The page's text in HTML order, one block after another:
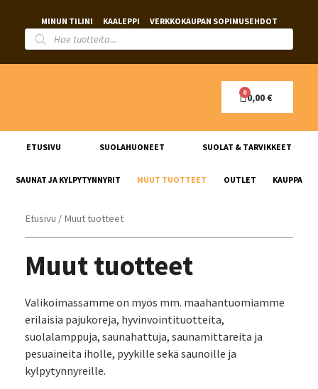
MINUN TILINI KAALEPPI VERKKOKAUPAN SOPIMUSEHDOT
0,00€
ETUSIVU SUOLAHUONEET SUOLAT & TARVIKKEET
SAUNAT JA KYLPYTYNNYRIT MUUT TUOTTEET OUTLET KAUPPA
Etusivu / Muut tuotteet
Muut tuotteet
Valikoimassamme on myös mm. maahantuomiamme
erilaisia pajukoreja, hyvinvointituotteita,
suolalamppuja, saunahattuja, saunamittareita ja
pesuaineita iholle, pyykille sekä saunoille ja
kylpytynnyreille.